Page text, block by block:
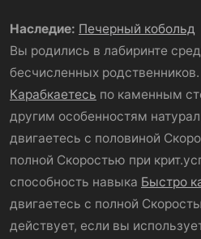
Наследие: Печерный кобольд
Вы родились в лабиринте
бесчисленных
Карабкаетесь по каменным
другим особенностям
двигаетесь с половиной
полной Скоростью при
способность навыка Быстро
двигаетесь с полной
действует, если вы